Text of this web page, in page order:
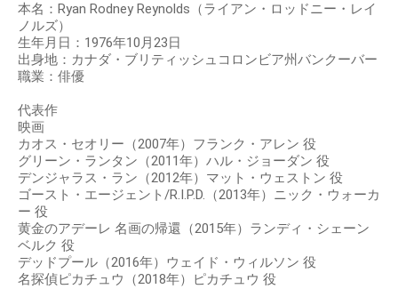
本名：Ryan Rodney Reynolds（ライアン・ロッドニー・レイ
ノルズ）
生年月日：1976年10月23日
出身地：カナダ・ブリティッシュコロンビア州バンクーバー
職業：俳優
代表作
映画
カオス・セオリー（2007年）フランク・アレン 役
グリーン・ランタン（2011年）ハル・ジョーダン 役
デンジャラス・ラン（2012年）マット・ウェストン 役
ゴースト・エージェント/R.I.P.D.（2013年）ニック・ウォーカ
ー 役
黄金のアデーレ 名画の帰還（2015年）ランディ・シェーン
ベルク 役
デッドプール（2016年）ウェイド・ウィルソン 役
名探偵ピカチュウ（2018年）ピカチュウ 役